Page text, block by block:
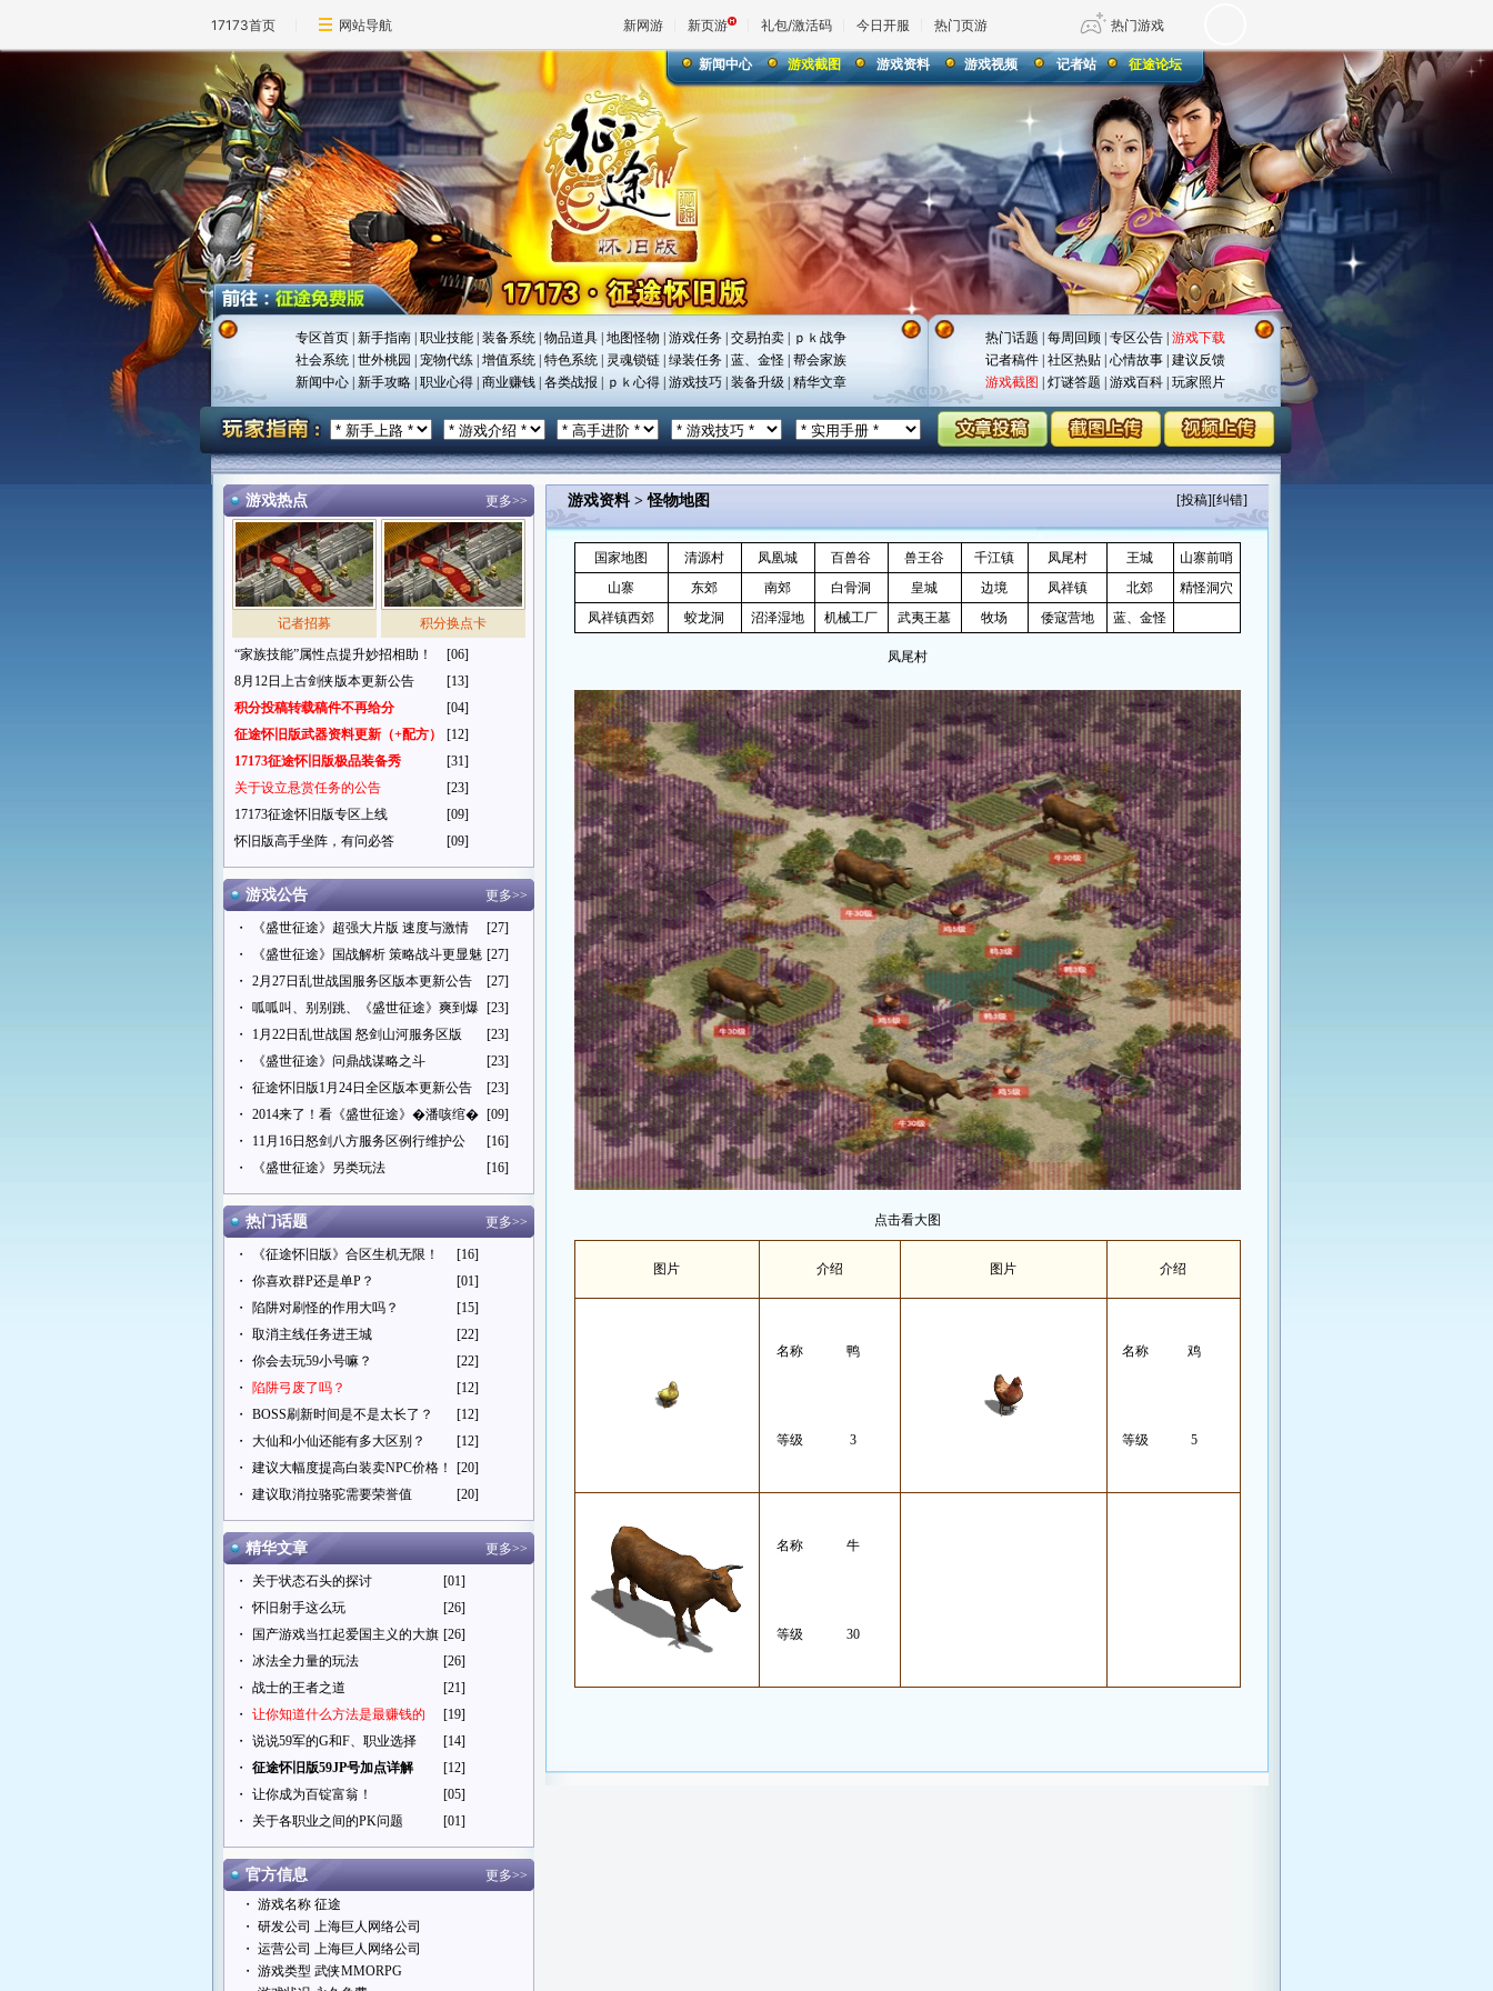
17173首页 网站导航 新网游 新页游 礼包/激活码 今日开服 热门页游 热门游戏
传奇4
天堂 剑网3旗舰版 新天龙八部
王权与自由 诛仙世界 仙剑世界
新闻中心 游戏截图 游戏资料 游戏视频 记者站 征途论坛
专区首页| 新手指南| 职业技能| 装备系统| 物品道具| 地图怪物 游戏任务| 交易拍卖|
ｐｋ战争
社会系统| 世外桃园 宠物代练| 增值系统| 特色系统| 灵魂锁链| 绿装任务| 蓝、金怪| 帮会家族
新闻中心| 新手攻略| 职业心得| 商业赚钱| 各类战报 ｐｋ心得| 游戏技巧| 装备升级 精华文章
热门话题 每周回顾| 专区公告| 游戏下载
记者稿件| 社区热贴| 心情故事| 建议反馈
游戏截图
灯谜答题 游戏百科| 玩家照片
游戏热点 更多>>
记者招募
积分换点卡
“家族技能”属性点提升妙招相助！
[06]
8月12日上古剑侠版本更新公告
[13]
积分投稿转载稿件不再给分
[04]
征途怀旧版武器资料更新（+配方）
[12]
17173征途怀旧版极品装备秀
[31]
关于设立悬赏任务的公告
[23]
17173征途怀旧版专区上线
[09]
怀旧版高手坐阵，有问必答
[09]
游戏公告 更多>>
・ 《盛世征途》超强大片版 速度与激情
[27]
・
《盛世征途》国战解析 策略战斗更显魅 [27]
・
2月27日乱世战国服务区版本更新公告
[27]
・
呱呱叫、别别跳、《盛世征途》爽到爆 [23]
・
1月22日乱世战国 怒剑山河服务区版
[23]
・
《盛世征途》问鼎战谋略之斗
[23]
・
征途怀旧版1月24日全区版本更新公告
[23]
・
2014来了！看《盛世征途》�潘咳绾� [09]
・
11月16日怒剑八方服务区例行维护公
[16]
・
《盛世征途》另类玩法 [16]
热门话题 更多>>
・ 《征途怀旧版》合区生机无限！
[16]
・
你喜欢群P还是单P？
[01]
・
陷阱对刷怪的作用大吗？
[15]
・
取消主线任务进王城
[22]
・
你会去玩59小号嘛？
[22]
・
陷阱弓废了吗？
[12]
・
BOSS刷新时间是不是太长了？
[12]
・
大仙和小仙还能有多大区别？
[12]
・
建议大幅度提高白装卖NPC价格！
[20]
・
建议取消拉骆驼需要荣誉值 [20]
精华文章 更多>>
・ 关于状态石头的探讨
[01]
・
怀旧射手这么玩
[26]
・
国产游戏当扛起爱国主义的大旗 [26]
・
冰法全力量的玩法
[26]
・
战士的王者之道
[21]
・
让你知道什么方法是最赚钱的
[19]
・
说说59军的G和F、职业选择
[14]
・
征途怀旧版59JP号加点详解
[12]
・
让你成为百锭富翁！
[05]
・
关于各职业之间的PK问题 [01]
官方信息
更多>>
・ 游戏名称 征途
・ 研发公司 上海巨人网络公司
・ 运营公司 上海巨人网络公司
・ 游戏类型 武侠MMORPG
游戏资料>怪物地图 [投稿][纠错]
国家地图 清源村 凤凰城 百兽谷 兽王谷 千江镇 凤尾村 王城
山寨前哨
山寨
东郊 南郊 白骨洞 皇城 边境 凤祥镇 北郊
精怪洞穴
凤祥镇西郊
蛟龙洞 沼泽湿地 机械工厂 武夷王墓 牧场 倭寇营地 蓝、金怪
凤尾村
点击看大图
图片 介绍 图片 介绍
名称 鸭
等级 3
名称 鸡
等级 5
名称 牛
等级 30